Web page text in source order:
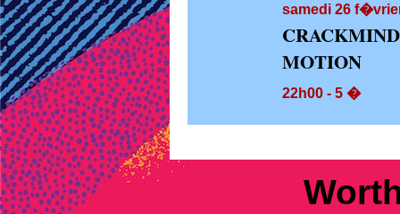
samedi 26
MOTION
22h00 - 5 �